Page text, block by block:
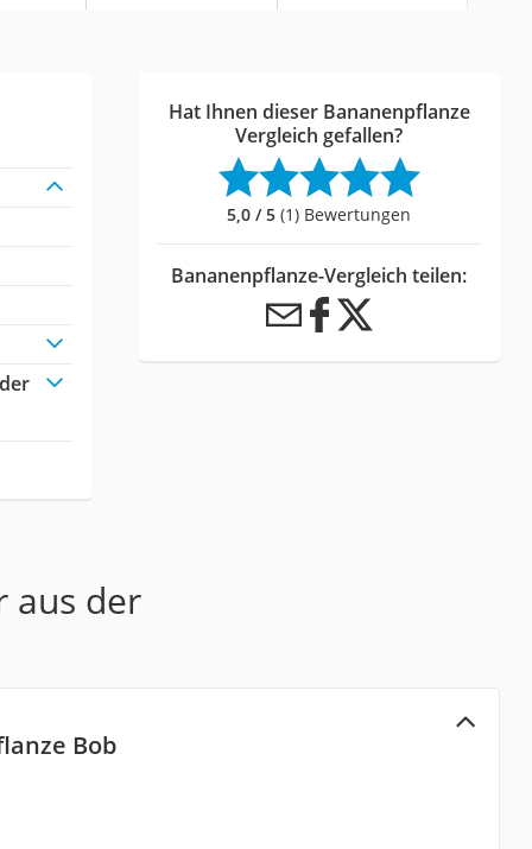
Hat Ihnen dieser Bananenpflanze
Vergleich gefallen?
5,0 / 5 (1) Bewertungen
Bananenpflanze-Vergleich teilen:
aus der
Bob